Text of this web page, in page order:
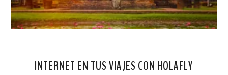
INTERNET EN TUS VIAJES CON HOLAFLY